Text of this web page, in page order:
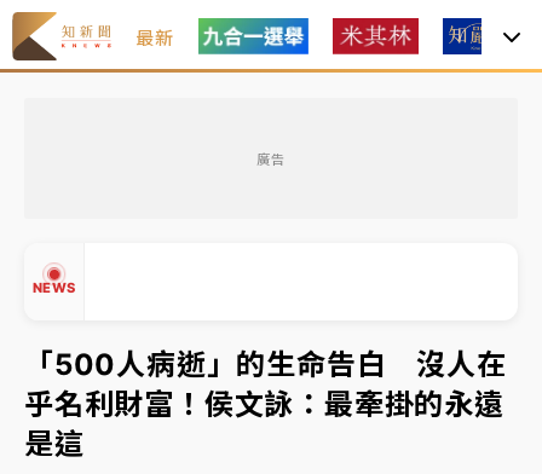
最新
廣告
NEWS
中信慈善基金會想增加董事人數！辜仲諒向法院聲請遭
駁 理由曝光
故宮《龍藏經》特展第2檔！今線上預約開賣一度塞車
周六起展出延長至晚上7時
台東農業處長涉圖利渡假村！東檢抗告成功 今重開羈
押庭
▼
「500人病逝」的生命告白 沒人在
乎名利財富！侯文詠：最牽掛的永遠
是這